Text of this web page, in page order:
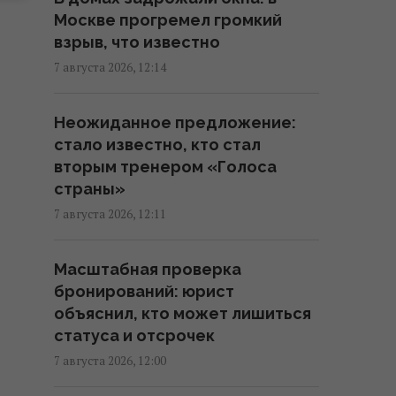
полезный для пищеварения и
сосудов
12:36 пятница, 07 августа 2026
Студия Lionsgate объявила о
продолжении фильма "Майкл":
когда будет премьера
12:36 пятница, 07 августа 2026
оставили только один
сценарий в войне, - колумнист
Bloomberg
12:31 пятница, 07 августа 2026
Москве прогремел громкий
взрыв, что известно
7 августа 2026, 12:14
Неожиданное предложение:
стало известно, кто стал
вторым тренером «Голоса
страны»
7 августа 2026, 12:11
Масштабная проверка
бронирований: юрист
объяснил, кто может лишиться
статуса и отсрочек
7 августа 2026, 12:00